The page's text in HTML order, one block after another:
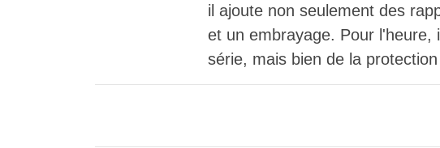
il ajoute non seulement des
et un embrayage. Pour l'heure,
série, mais bien de la